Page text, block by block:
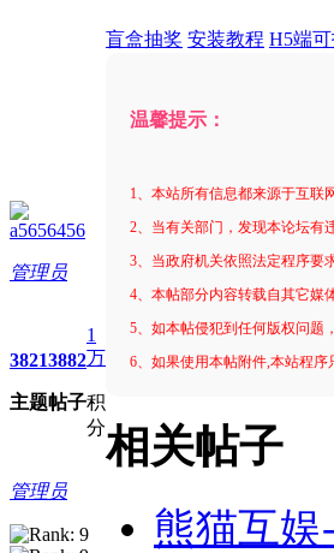
a5656456
管理员
3821
主题
3882
帖子
1
万
积
分
管理员
盲盒抽奖 安装教程 H5端
温馨提示：
1、本站所有信息都来源于互联
2、当有关部门，发现本论坛有
3、当政府机关依照法定程序要
4、本帖部分内容转载自其它媒
5、如本帖侵犯到任何版权问题
6、如果使用本帖附件,本站程
相关帖子
熊猫互娱